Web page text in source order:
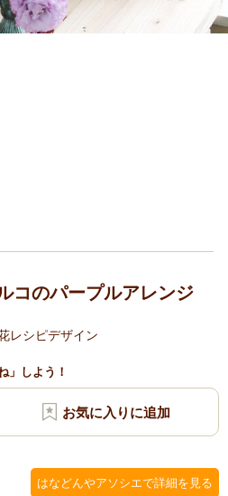
コのパープルアレンジ
レシピデザイン
」しよう！
はなどんやアソシエで詳細を見る